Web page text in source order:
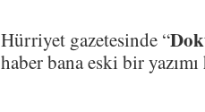
Hürriyet gazetesinde “
haber bana eski bir yazımı